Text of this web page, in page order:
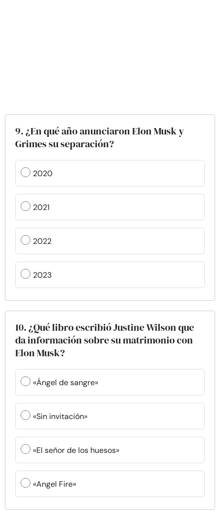
9. ¿En qué año anunciaron Elon Musk y
Grimes su separación?
2020
2021
2022
2023
10. ¿Qué libro escribió Justine Wilson que
da información sobre su matrimonio con
Elon Musk?
«Ángel de sangre»
«Sin invitación»
«El señor de los huesos»
«Angel Fire»